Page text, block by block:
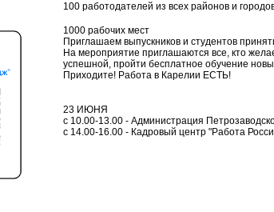
100 работодателей из всех районов и
1000 рабочих мест
Приглашаем выпускников и студентов
На мероприятие приглашаются все, кто
успешной, пройти бесплатное обучение
Приходите! Работа в Карелии ЕСТЬ!
23 ИЮНЯ
с 10.00-13.00 - Администрация
с 14.00-16.00 - Кадровый центр "Работа